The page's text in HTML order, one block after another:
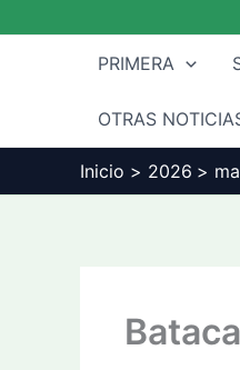
PRIMERA
OTRAS
Inicio 2026